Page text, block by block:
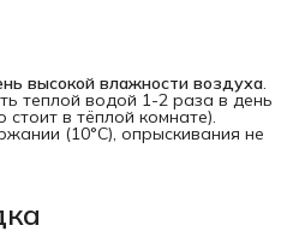
высокой влажности воздуха.
теплой водой 1-2 раза в день
в тёплой комнате).
(10°C), опрыскивания не